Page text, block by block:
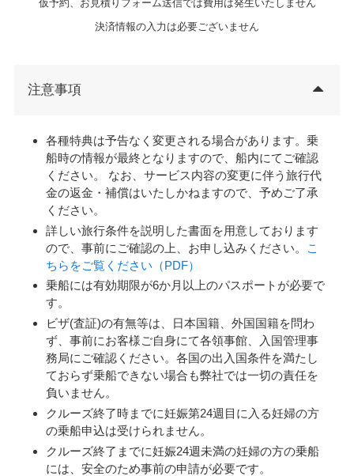
仮予約、お見積りフォーム送信では費用は発生いたしません
決済情報の入力は必要ございません
注意事項
各種特典は予告なく変更される場合があります。乗
船時の情報が最終となりますので、船内にてご確認
ください。 なお、サービス内容の変更に伴う旅行代
金の返金・補償はいたしかねますので、予めご了承
ください。
詳しい旅行条件を説明した書面を用意しております
ので、事前にご確認の上、お申し込みください。
こ
ちらをご覧ください（PDF）
乗船には有効期限が6か月以上のパスポートが必要で
す。
ビザ(査証)の有無等は、日本国籍、外国国籍を問わ
ず、事前にお客様ご自身にて各領事館、入国管理事
務局にご確認ください。各国の出入国条件を満たし
ておらず乗船できない場合も弊社では一切の責任を
負いません。
クルーズ終了時までに妊娠第24週目に入る妊婦の方
の乗船申込は受けられません。
クルーズ終了までに妊娠24週未満の妊婦の方の乗船
には、安全のため事前の申請が必要です。